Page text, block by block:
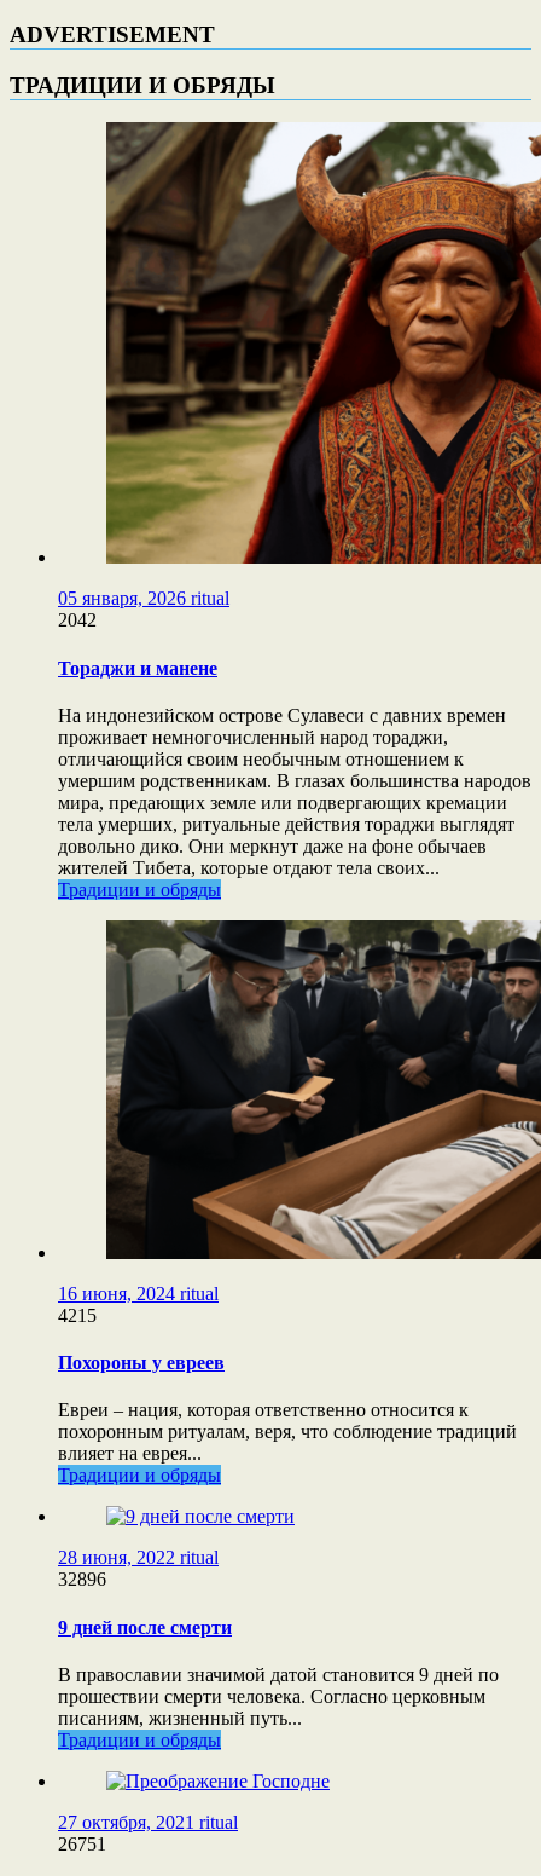
ADVERTISEMENT
ТРАДИЦИИ И ОБРЯДЫ
05 января, 2026 ritual
2042
Тораджи и манене
На индонезийском острове Сулавеси с давних времен
проживает немногочисленный народ тораджи,
отличающийся своим необычным отношением к
умершим родственникам. В глазах большинства народов
мира, предающих земле или подвергающих кремации
тела умерших, ритуальные действия тораджи выглядят
довольно дико. Они меркнут даже на фоне обычаев
жителей Тибета, которые отдают тела своих...
Традиции и обряды
16 июня, 2024 ritual
4215
Похороны у евреев
Евреи – нация, которая ответственно относится к
похоронным ритуалам, веря, что соблюдение традиций
влияет на еврея...
Традиции и обряды
28 июня, 2022 ritual
32896
9 дней после смерти
В православии значимой датой становится 9 дней по
прошествии смерти человека. Согласно церковным
писаниям, жизненный путь...
Традиции и обряды
27 октября, 2021 ritual
26751